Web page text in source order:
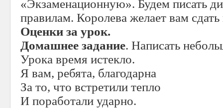
«Экзаменационную». Будем писать
правилам. Королева желает вам
Оценки за урок.
Домашнее задание. Написать
Урока время истекло.
Я вам, ребята, благодарна
За то, что встретили тепло
И поработали ударно.